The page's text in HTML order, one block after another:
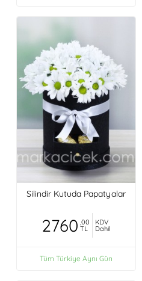
Silindir Kutuda Papatyalar
2760 ,00
TL
KDV
Dahil
Tüm Türkiye Aynı Gün